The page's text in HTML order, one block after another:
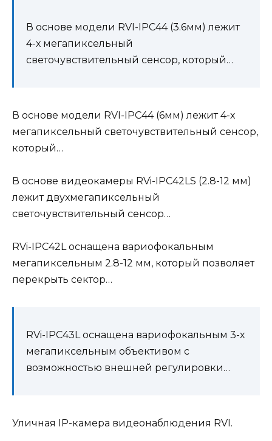
В основе модели RVI-IPC44 (3.6мм) лежит
4-х мегапиксельный
светочувствительный сенсор, который…
В основе модели RVI-IPC44 (6мм) лежит 4-х
мегапиксельный светочувствительный сенсор,
который…
В основе видеокамеры RVi-IPC42LS (2.8-12 мм)
лежит двухмегапиксельный
светочувствительный сенсор…
RVi-IPC42L оснащена вариофокальным
мегапиксельным 2.8-12 мм, который позволяет
перекрыть сектор…
RVi-IPC43L оснащена вариофокальным 3-х
мегапиксельным объективом с
возможностью внешней регулировки…
Уличная IP-камера видеонаблюдения RVI.